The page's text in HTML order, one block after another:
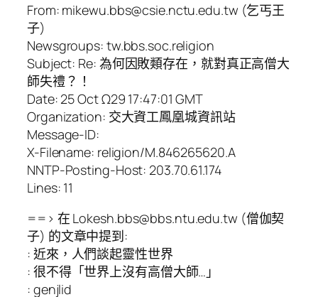
From: mikewu.bbs@csie.nctu.edu.tw (乞丐王
子)
Newsgroups: tw.bbs.soc.religion
Subject: Re: 為何因敗類存在，就對真正高僧大
師失禮？！
Date: 25 Oct Ω29 17:47:01 GMT
Organization: 交大資工鳳凰城資訊站
Message-ID:
X-Filename: religion/M.846265620.A
NNTP-Posting-Host: 203.70.61.174
Lines: 11
==> 在 Lokesh.bbs@bbs.ntu.edu.tw (僧伽契
子) 的文章中提到:
: 近來，人們談起靈性世界
: 很不得「世界上沒有高僧大師…」
: genjlid